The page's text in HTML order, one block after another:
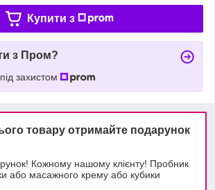
Купити з
з Пром?
захистом
товару отримайте подарунок
Кожному нашому клієнту! Пробник
або масажного крему або кубики